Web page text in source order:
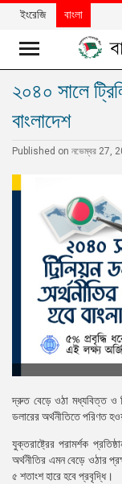
খবর
দলের
বিশেষ
নিবন্ধ
উন্নয়নের
নিউজলেটার
প্রেস
রিলিজ
গ্যালারি
ইংরেজি বাংলা
২০৪০ সালে
বাংলাদেশ
Published on নভেম্বর 27,
দ্রুত বেড়ে ওঠা মধ্যবিত্ত ও
ডলারের অর্থনীতিতে পরিণত
যুক্তরাষ্ট্রের পরামর্শক
অর্থনীতির এমন বেড়ে ওঠার
৫ শতাংশ হারে হবে প্রবৃদ্ধি।